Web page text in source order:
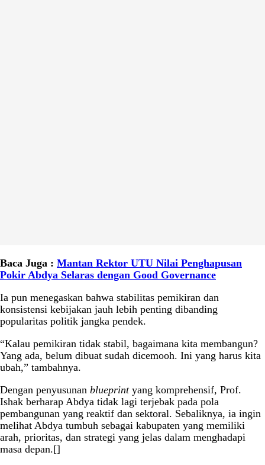
Baca Juga : Mantan Rektor UTU Nilai Penghapusan
Pokir Abdya Selaras dengan Good Governance
Ia pun menegaskan bahwa stabilitas pemikiran dan
konsistensi kebijakan jauh lebih penting dibanding
popularitas politik jangka pendek.
“Kalau pemikiran tidak stabil, bagaimana kita membangun?
Yang ada, belum dibuat sudah dicemooh. Ini yang harus kita
ubah,” tambahnya.
Dengan penyusunan blueprintyang komprehensif, Prof.
Ishak berharap Abdya tidak lagi terjebak pada pola
pembangunan yang reaktif dan sektoral. Sebaliknya, ia ingin
melihat Abdya tumbuh sebagai kabupaten yang memiliki
arah, prioritas, dan strategi yang jelas dalam menghadapi
masa depan.[]